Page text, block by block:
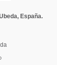
España.